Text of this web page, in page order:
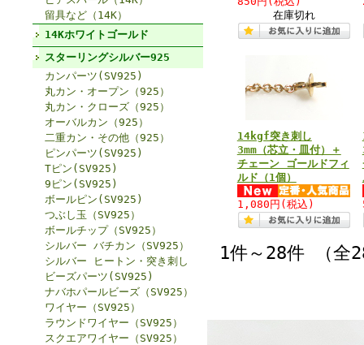
留具など（14K）
14Kホワイトゴールド
スターリングシルバー925
カンパーツ(SV925)
丸カン・オープン（925）
丸カン・クローズ（925）
オーバルカン（925）
二重カン・その他（925）
ピンパーツ(SV925)
Tピン(SV925)
9ピン(SV925)
ボールピン(SV925)
つぶし玉（SV925）
ボールチップ（SV925）
シルバー バチカン（SV925）
シルバー ヒートン・突き刺し
ビーズパーツ(SV925)
ナバホパールビーズ（SV925）
ワイヤー（SV925）
ラウンドワイヤー（SV925）
スクエアワイヤー（SV925）
在庫切れ
14kgf突き刺し
3mm（芯立・皿付）＋
チェーン ゴールドフィ
ルド（1個）
1,080円 (税込)
1件～28件 （全